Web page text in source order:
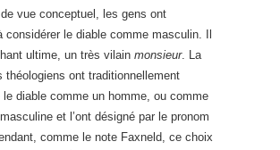
de vue conceptuel, les gens ont
considérer le diable comme masculin. Il
ultime, un très vilain monsieur. La
théologiens ont traditionnellement
le diable comme un homme, ou comme
et l’ont désigné par le pronom
comme le note Faxneld, ce choix